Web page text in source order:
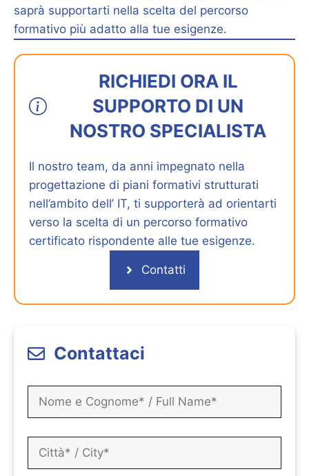
saprà supportarti nella scelta del percorso
formativo più adatto alla tue esigenze.
RICHIEDI ORA IL
SUPPORTO DI UN
NOSTRO SPECIALISTA
Il nostro team, da anni impegnato nella
progettazione di piani formativi strutturati
nell’ambito dell’ IT, ti supporterà ad orientarti
verso la scelta di un percorso formativo
certificato rispondente alle tue esigenze.
Contatti
Contattaci